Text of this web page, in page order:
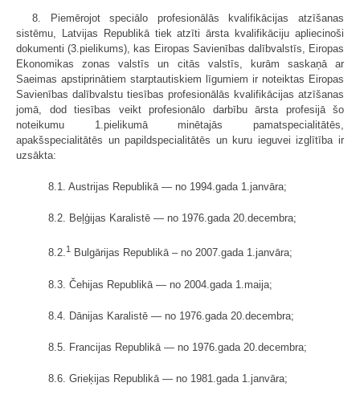
8. Piemērojot speciālo profesionālās kvalifikācijas atzīšanas
sistēmu, Latvijas Republikā tiek atzīti ārsta kvalifikāciju apliecinoši
dokumenti (3.pielikums), kas Eiropas Savienības dalībvalstīs, Eiropas
Ekonomikas zonas valstīs un citās valstīs, kurām saskaņā ar
Saeimas apstiprinātiem starptautiskiem līgumiem ir noteiktas Eiropas
Savienības dalībvalstu tiesības profesionālās kvalifikācijas atzīšanas
jomā, dod tiesības veikt profesionālo darbību ārsta profesijā šo
noteikumu 1.pielikumā minētajās pamatspecialitātēs,
apakšspecialitātēs un papild­specialitātēs un kuru ieguvei izglītība ir
uzsākta:
8.1. Austrijas Republikā — no 1994.gada 1.janvāra;
8.2. Beļģijas Karalistē — no 1976.gada 20.decembra;
8.2.1 Bulgārijas Republikā – no 2007.gada 1.janvāra;
8.3. Čehijas Republikā — no 2004.gada 1.maija;
8.4. Dānijas Karalistē — no 1976.gada 20.decembra;
8.5. Francijas Republikā — no 1976.gada 20.decembra;
8.6. Grieķijas Republikā — no 1981.gada 1.janvāra;